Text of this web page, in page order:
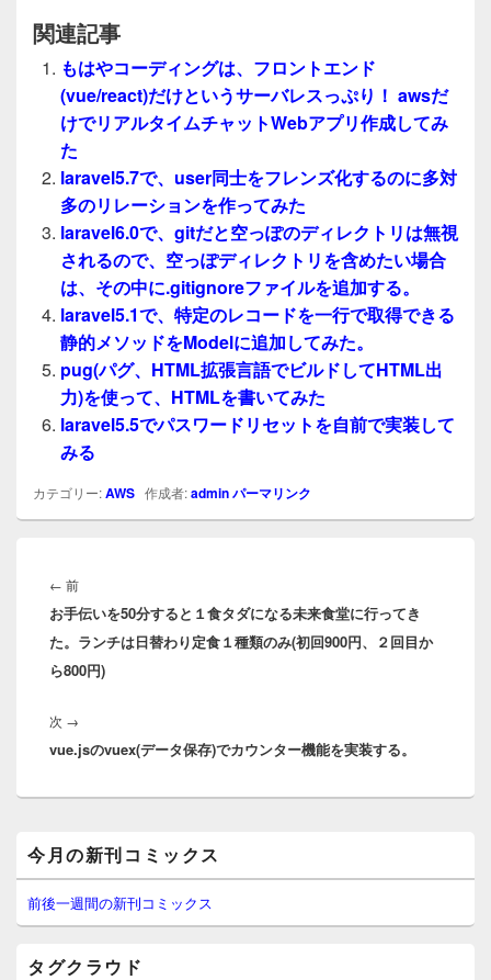
関連記事
もはやコーディングは、フロントエンド
(vue/react)だけというサーバレスっぷり！ awsだ
けでリアルタイムチャットWebアプリ作成してみ
た
laravel5.7で、user同士をフレンズ化するのに多対
多のリレーションを作ってみた
laravel6.0で、gitだと空っぽのディレクトリは無視
されるので、空っぽディレクトリを含めたい場合
は、その中に.gitignoreファイルを追加する。
laravel5.1で、特定のレコードを一行で取得できる
静的メソッドをModelに追加してみた。
pug(パグ、HTML拡張言語でビルドしてHTML出
力)を使って、HTMLを書いてみた
laravel5.5でパスワードリセットを自前で実装して
みる
カテゴリー:AWS 作成者:adminパーマリンク
稿
ナ
ビ
ゲ
ー
ョ
ン
← 前前
の
投
稿:
お手伝いを50分すると１食タダになる未来食堂に行ってき
た。ランチは日替わり定食１種類のみ(初回900円、２回目か
ら800円)
次 →
の
稿:
vue.jsのvuex(データ保存)でカウンター機能を実装する。
イ
ン
サ
イ
今月の新刊コミックス
前後一週間の新刊コミックス
タグクラウド